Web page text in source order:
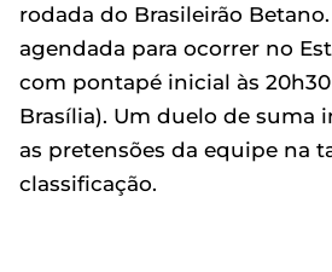
rodada do Brasileirão
agendada para ocorrer no
com pontapé inicial às
Brasília). Um duelo de suma
as pretensões da equipe na
classificação.